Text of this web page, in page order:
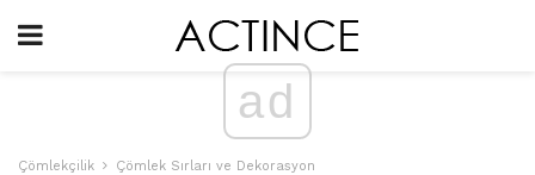
ad
Çömlekçilik Çömlek Sırları ve Dekorasyon